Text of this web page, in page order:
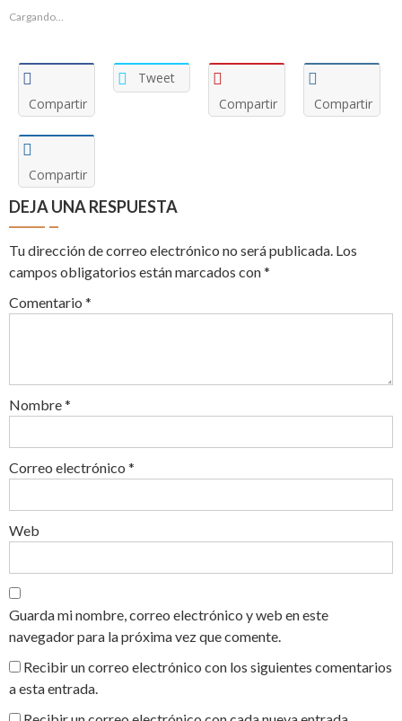
en
Cargando...
Compartir
Tweet
Compartir
Compartir
Compartir
DEJA UNA RESPUESTA
Tu dirección de correo electrónico no será publicada. Los
campos obligatorios están marcados con*
Comentario *
Nombre*
Correo electrónico *
Web
Guarda mi nombre, correo electrónico y web en este
navegador para la próxima vez que comente.
Recibir un correo electrónico con los siguientes comentarios
a esta entrada.